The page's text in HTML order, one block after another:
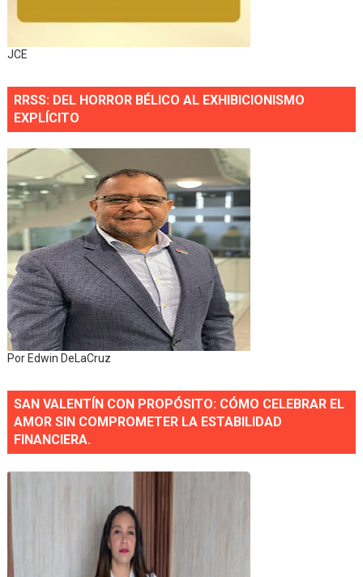
JCE
RRSS: DEL HORROR BÉLICO AL EXHIBICIONISMO
EXPLÍCITO
Por Edwin DeLaCruz
SAN VALENTÍN CON PROPÓSITO: CÓMO CELEBRAR EL
AMOR SIN COMPROMETER LA ESTABILIDAD
FINANCIERA.